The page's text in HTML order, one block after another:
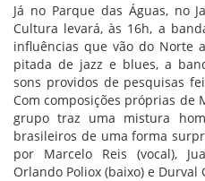
Já no Parque das Águas, no
Cultura levará, às 16h, a
influências que vão do Norte
pitada de jazz e blues, a
sons providos de pesquisas
Com composições próprias de
grupo traz uma mistura
brasileiros de uma forma
por Marcelo Reis (vocal),
Orlando Poliox (baixo) e Durval